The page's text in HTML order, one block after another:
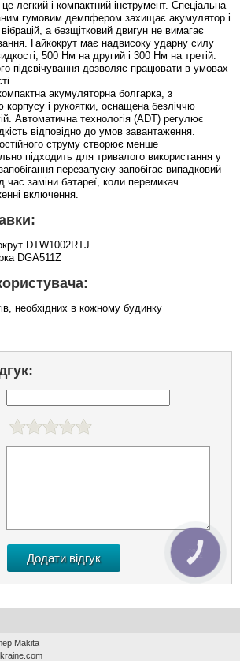
легкий і компактний інструмент. Спеціальна
гумовим демпфером захищає акумулятор і
а безщітковий двигун не вимагає
Гайкокрут має надвисоку ударну силу
500 Нм на другий і 300 Нм на третій.
підсвічування дозволяє працювати в умовах
акумуляторна болгарка, з
і рукоятки, оснащена безліччю
Автоматична технологія (ADT) регулює
відповідно до умов завантаження.
струму створює менше
підходить для тривалого використання у
перезапуску запобігає випадковий
час заміни батареї, коли перемикач
включення.
DTW1002RTJ
DGA511Z
необхідних в кожному будинку
Makita
КНОПКА
ЗВ'ЯЗКУ